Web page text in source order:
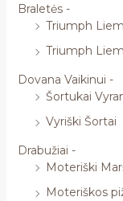
Braletės -
Triumph
Triumph
Dovana Vaikinui -
Šortukai
Vyriški Šortai
Drabužiai -
Moteriški
Moteriškos